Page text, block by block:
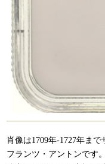
肖像は1709年-1727年ま
フランツ・アントンです。